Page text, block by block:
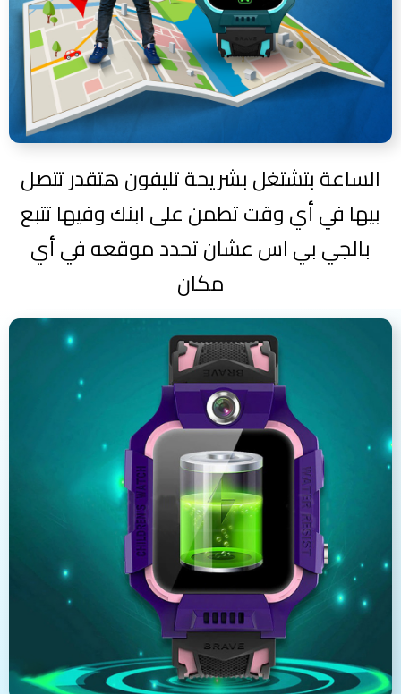
الساعة بتشتغل بشريحة تليفون هتقدر تتصل
بيها في أي وقت تطمن على ابنك وفيها تتبع
بالجي بي اس عشان تحدد موقعه في أي
مكان